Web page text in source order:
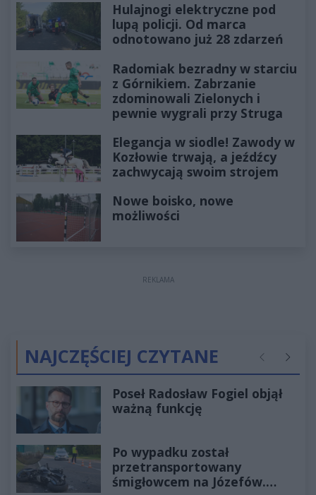
Hulajnogi elektryczne pod
lupą policji. Od marca
odnotowano już 28 zdarzeń
Radomiak bezradny w starciu
z Górnikiem. Zabrzanie
zdominowali Zielonych i
pewnie wygrali przy Struga
Elegancja w siodle! Zawody w
Kozłowie trwają, a jeźdźcy
zachwycają swoim strojem
Nowe boisko, nowe
możliwości
REKLAMA
NAJCZĘŚCIEJ CZYTANE Poprzednie
Poseł Radosław Fogiel objął
ważną funkcję
Po wypadku został
przetransportowany
śmigłowcem na Józefów.